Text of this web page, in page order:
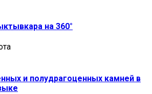
на 360°
и полудрагоценных камней в